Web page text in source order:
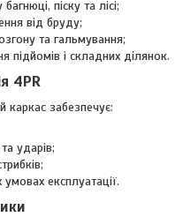
піску та лісі;
від бруду;
та гальмування;
підйомів і складних ділянок.
4PR
забезпечує:
ударів;
експлуатації.